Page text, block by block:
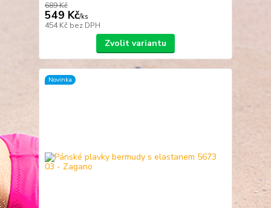
689 Kč
549 Kč/ks
454 Kč bez DPH
Zvolit variantu
Novinka